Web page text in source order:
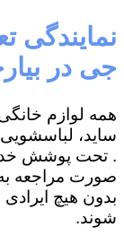
نمایندگی
جی در
همه لوازم
ساید،
. تحت پوشش
صورت مراجعه
بدون هیچ
شوند.